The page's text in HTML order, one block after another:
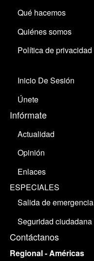
Qué hacemos
Quiénes somos
Política de privacidad
Inicio De Sesión
Únete
Infórmate
Actualidad
Opinión
Enlaces
ESPECIALES
Salida de emergencia
Seguridad ciudadana
Contáctanos
Regional - Américas